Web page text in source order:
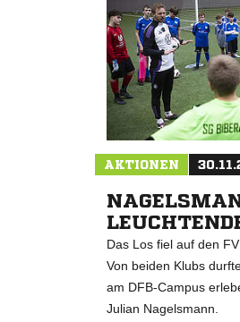
AKTIONEN
Das Los fiel auf den
Von beiden Klubs
am DFB-Campus
Julian Nagelsmann.